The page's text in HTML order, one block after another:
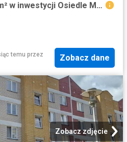
Nowoczesny dom 146 m² w inwestycji Osiedle Majowe z garażem
temu przez
Zobacz dane
Zobacz zdjęcie